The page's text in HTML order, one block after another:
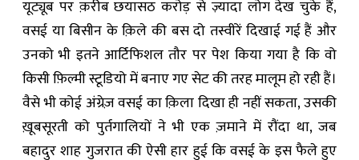
यूट्यूब पर क़रीब छयासठ करोड़ से ज़्यादा लोग देख चुके हैं,
वसई या बिसीन के क़िले की बस दो तस्वीरें दिखाई गई हैं और
उनको भी इतने आर्टिफिशल तौर पर पेश किया गया है कि वो
किसी फ़िल्मी स्टूडियो में बनाए गए सेट की तरह मालूम हो रही हैं।
वैसे भी कोई अंग्रेज़ वसई का क़िला दिखा ही नहीं सकता,उसकी
ख़ूबसूरती को पुर्तगालियों ने भी एक ज़माने में रौंदा था, जब
बहादुर शाह गुजरात की ऐसी हार हुई कि वसई के इस फैले हुए